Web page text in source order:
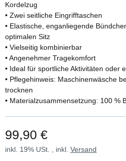
Kordelzug
• Zwei seitliche Eingrifftaschen
• Elastische, enganliegende
optimalen Sitz
• Vielseitig kombinierbar
• Angenehmer Tragekomfort
• Ideal für sportliche Aktivitäten oder
• Pflegehinweis: Maschinenwäsche
trocknen
• Materialzusammensetzung: 100 %
99,90 €
inkl. 19% USt. , inkl. Versand